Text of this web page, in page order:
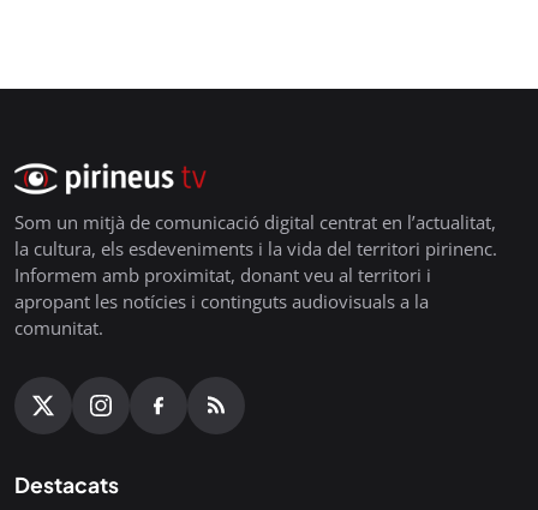
Som un mitjà de comunicació digital centrat en l’actualitat,
la cultura, els esdeveniments i la vida del territori pirinenc.
Informem amb proximitat, donant veu al territori i
apropant les notícies i continguts audiovisuals a la
comunitat.
Destacats